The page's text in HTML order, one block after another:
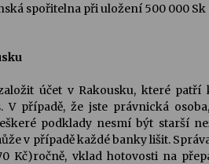
spořitelna při uložení 500 000
účet v Rakousku, které
V případě, že jste právnická
podklady nesmí být starší
v případě každé banky lišit.
Kč)ročně, vklad hotovosti na